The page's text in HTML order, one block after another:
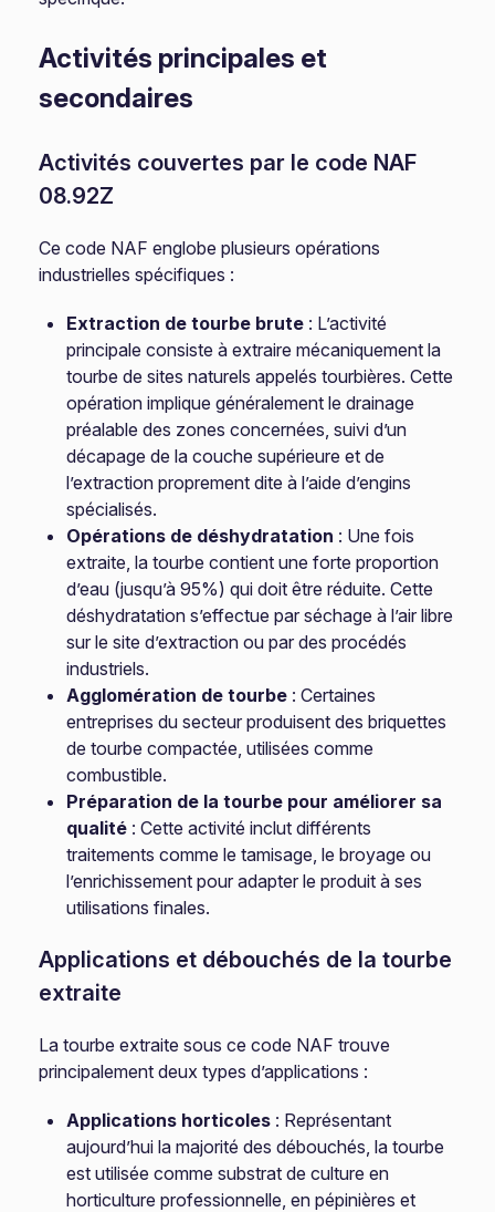
Activités principales et
secondaires
Activités couvertes par le code NAF
08.92Z
Ce code NAF englobe plusieurs opérations
industrielles spécifiques :
Extraction de tourbe brute : L’activité
principale consiste à extraire mécaniquement la
tourbe de sites naturels appelés tourbières. Cette
opération implique généralement le drainage
préalable des zones concernées, suivi d’un
décapage de la couche supérieure et de
l’extraction proprement dite à l’aide d’engins
spécialisés.
Opérations de déshydratation : Une fois
extraite, la tourbe contient une forte proportion
d’eau (jusqu’à 95%) qui doit être réduite. Cette
déshydratation s’effectue par séchage à l’air libre
sur le site d’extraction ou par des procédés
industriels.
Agglomération de tourbe : Certaines
entreprises du secteur produisent des briquettes
de tourbe compactée, utilisées comme
combustible.
Préparation de la tourbe pour améliorer sa
qualité : Cette activité inclut différents
traitements comme le tamisage, le broyage ou
l’enrichissement pour adapter le produit à ses
utilisations finales.
Applications et débouchés de la tourbe
extraite
La tourbe extraite sous ce code NAF trouve
principalement deux types d’applications :
Applications horticoles : Représentant
aujourd’hui la majorité des débouchés, la tourbe
est utilisée comme substrat de culture en
horticulture professionnelle, en pépinières et